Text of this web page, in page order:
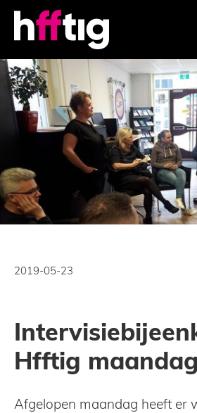
2019-05-23
Hfftig
Afgelopen maandag heeft er